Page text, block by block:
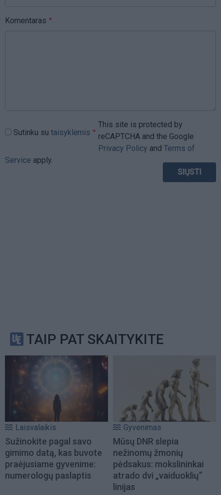
Komentaras
Sutinku su taisyklėmis
This site is protected by
reCAPTCHA and the Google
Privacy Policy and Terms of
Service apply.
TAIP PAT SKAITYKITE
Laisvalaikis
Sužinokite pagal savo
gimimo datą, kas buvote
praėjusiame gyvenime:
numerologų paslaptis
Gyvenimas
Mūsų DNR slepia
nežinomų žmonių
pėdsakus: mokslininkai
atrado dvi „vaiduoklių“
linijas